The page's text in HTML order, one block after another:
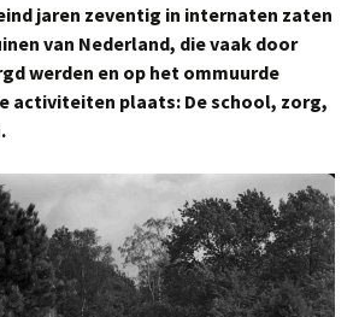
jaren zeventig in internaten zaten
van Nederland, die vaak door
werden en op het ommuurde
activiteiten plaats: De school, zorg,